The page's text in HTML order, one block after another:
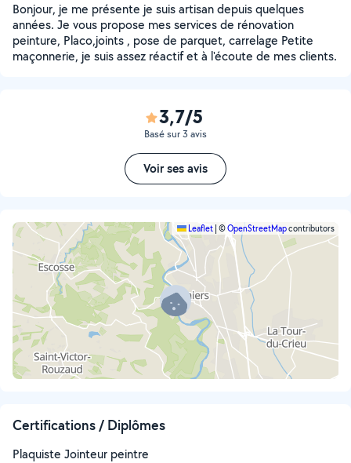
Bonjour, je me présente je suis artisan depuis quelques
années. Je vous propose mes services de rénovation
peinture, Placo,joints , pose de parquet, carrelage Petite
maçonnerie, je suis assez réactif et à l'écoute de mes clients.
3,7/5
Basé sur 3 avis
Voir ses avis
Leaflet ©OpenStreetMapcontributors
Certifications / Diplômes
Plaquiste Jointeur peintre